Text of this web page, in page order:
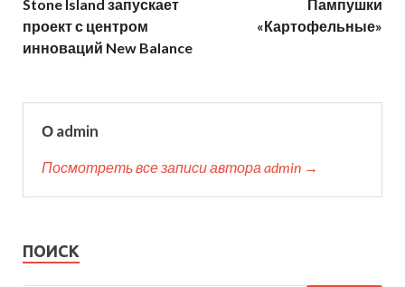
Stone Island запускает
проект с центром
инноваций New Balance
Пампушки
«Картофельные»
О admin
Посмотреть все записи автора admin →
ПОИСК